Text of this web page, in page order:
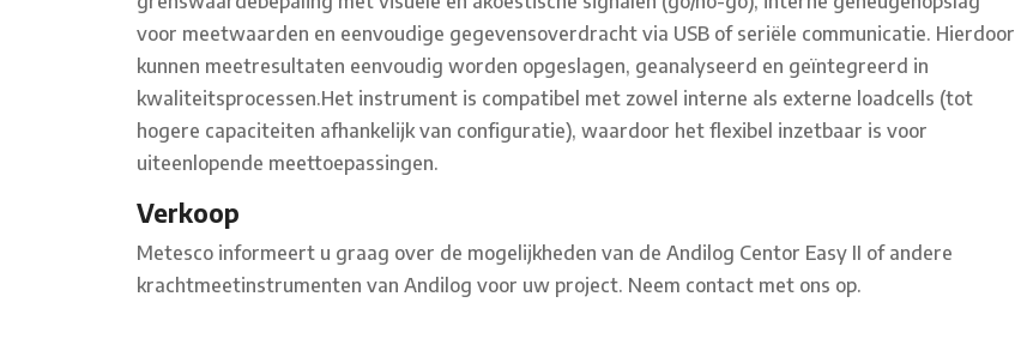
voor meetwaarden en eenvoudige gegevensoverdracht via USB of seriële communicatie. Hierdoor
kunnen meetresultaten eenvoudig worden opgeslagen, geanalyseerd en geïntegreerd in
kwaliteitsprocessen.Het instrument is compatibel met zowel interne als externe loadcells (tot
hogere capaciteiten afhankelijk van configuratie), waardoor het flexibel inzetbaar is voor
uiteenlopende meettoepassingen.
Verkoop
Metesco informeert u graag over de mogelijkheden van de Andilog Centor Easy II of andere
krachtmeetinstrumenten van Andilog voor uw project. Neem contact met ons op.